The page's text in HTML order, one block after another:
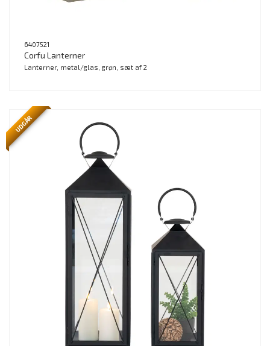
6407521
Corfu Lanterner
Lanterner, metal/glas, grøn, sæt af 2
UDGÅR